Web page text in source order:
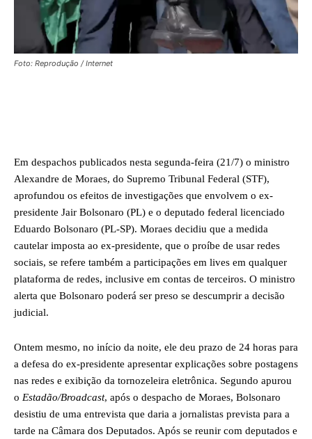
Foto: Reprodução / Internet
Em despachos publicados nesta segunda-feira (21/7) o ministro
Alexandre de Moraes, do Supremo Tribunal Federal (STF),
aprofundou os efeitos de investigações que envolvem o ex-
presidente Jair Bolsonaro (PL) e o deputado federal licenciado
Eduardo Bolsonaro (PL-SP). Moraes decidiu que a medida
cautelar imposta ao ex-presidente, que o proíbe de usar redes
sociais, se refere também a participações em lives em qualquer
plataforma de redes, inclusive em contas de terceiros. O ministro
alerta que Bolsonaro poderá ser preso se descumprir a decisão
judicial.
Ontem mesmo, no início da noite, ele deu prazo de 24 horas para
a defesa do ex-presidente apresentar explicações sobre postagens
nas redes e exibição da tornozeleira eletrônica. Segundo apurou
o Estadão/Broadcast, após o despacho de Moraes, Bolsonaro
desistiu de uma entrevista que daria a jornalistas prevista para a
tarde na Câmara dos Deputados. Após se reunir com deputados e